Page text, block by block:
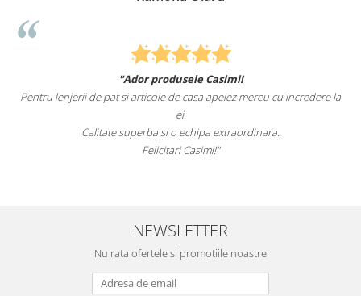
"Ador produsele Casimi!
Pentru lenjerii de pat si articole de casa apelez mereu cu incredere la
ei.
Calitate superba si o echipa extraordinara.
Felicitari Casimi!"
NEWSLETTER
Nu rata ofertele si promotiile noastre